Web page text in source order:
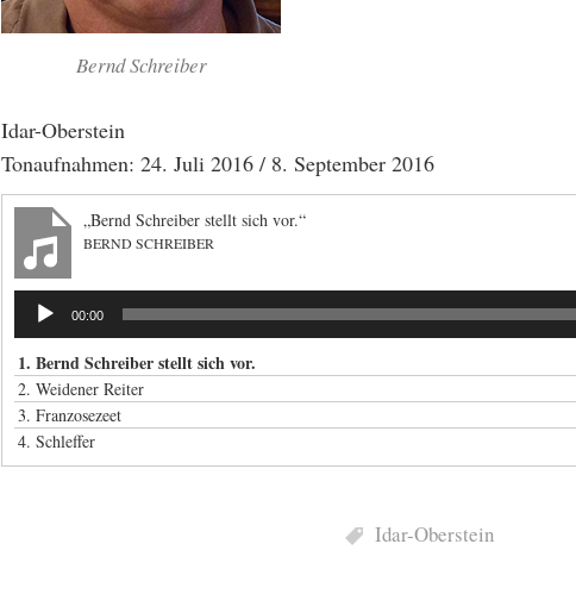
Bernd Schreiber
Idar-Oberstein
Tonaufnahmen: 24. Juli 2016 / 8. September 2016
„Bernd Schreiber stellt sich vor.“
BERND SCHREIBER
Audio-
Player
00:00
1. Bernd Schreiber stellt sich vor.
2. Weidener Reiter
3. Franzosezeet
4. Schleffer
Idar-Oberstein